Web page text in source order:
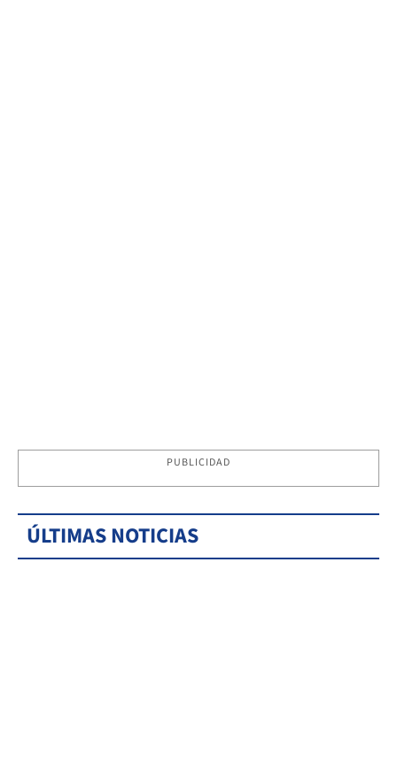
PUBLICIDAD
ÚLTIMAS NOTICIAS